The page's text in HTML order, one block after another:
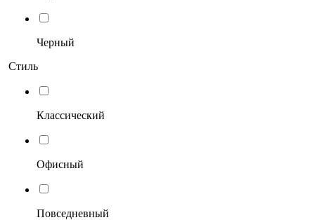
Черный
Стиль
Классический
Офисный
Повседневный